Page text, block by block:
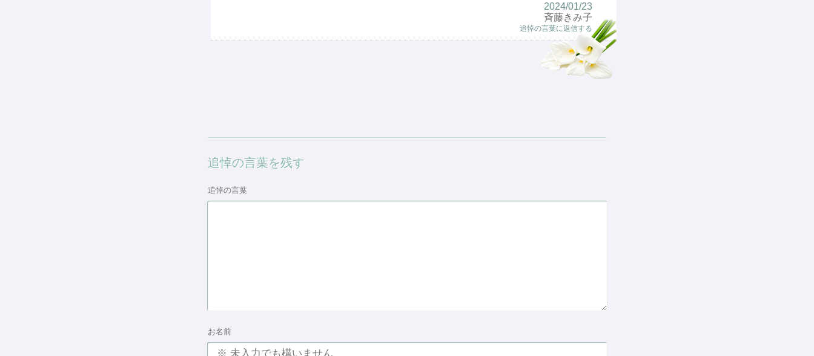
2024/01/23
斉藤きみ子
追悼の言葉に返信する
追悼の言葉を残す
追悼の言葉
お名前